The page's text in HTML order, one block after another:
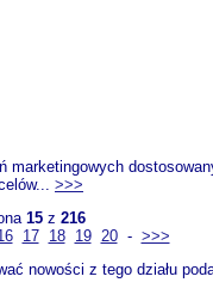
>>>
15z 216
17 18 19 20- >>>
nowości z tego działu